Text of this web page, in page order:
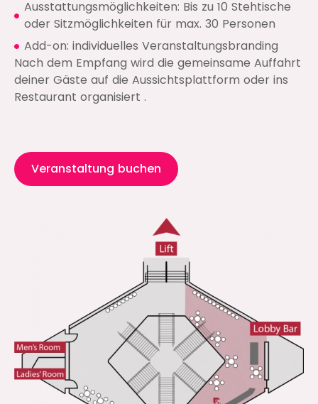
Ausstattungsmöglichkeiten: Bis zu 10 Stehtische
oder Sitzmöglichkeiten für max. 30 Personen
Add-on: individuelles Veranstaltungsbranding
Nach dem Empfang wird die gemeinsame Auffahrt
deiner Gäste auf die Aussichtsplattform oder ins
Restaurant organisiert .
Veranstaltung buchen